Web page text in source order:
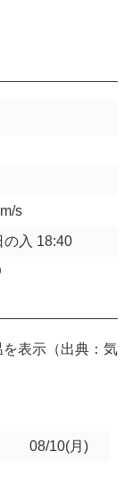
s
の入 18:40
表示（出典：気
08/10(月)